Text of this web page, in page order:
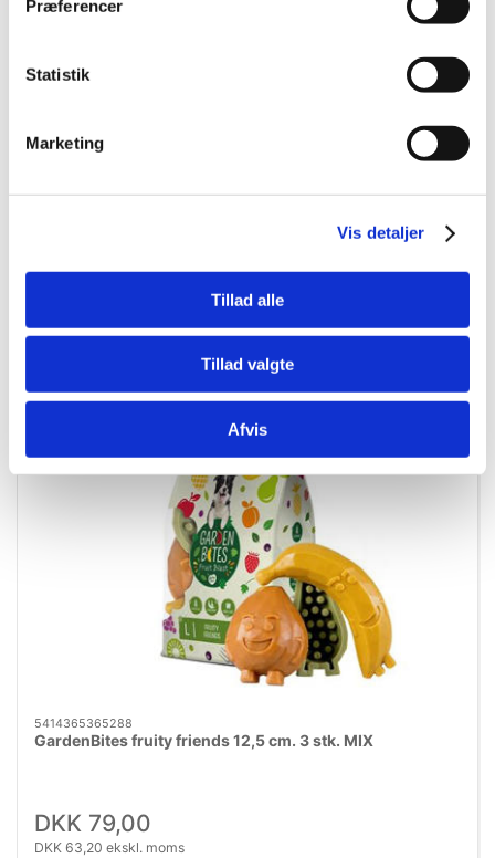
Præferencer
Statistik
Marketing
Vis detaljer
Tillad alle
Tillad valgte
Afvis
DKK 18,00
5414365365288
GardenBites fruity friends 12,5 cm. 3 stk. MIX
DKK 79,00
DKK 63,20 ekskl. moms